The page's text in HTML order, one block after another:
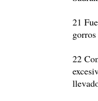
21
22